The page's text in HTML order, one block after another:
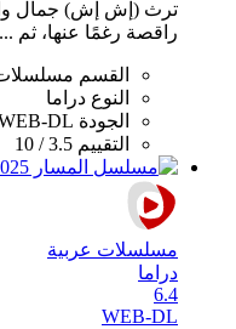
ترث (إش إش) جمال
راقصة رغمًا عنها، ثم ...
القسم
النوع دراما
الجودة DL
التقييم 3.5 / 10
مسلسلات عربية
دراما
6.4
WEB-DL